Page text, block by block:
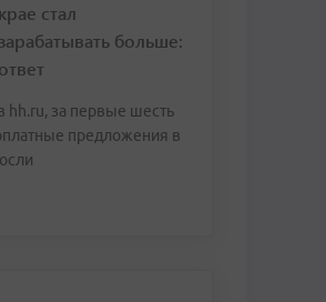
крае стал
зарабатывать больше:
ответ
hh.ru, за первые шесть
предложения в